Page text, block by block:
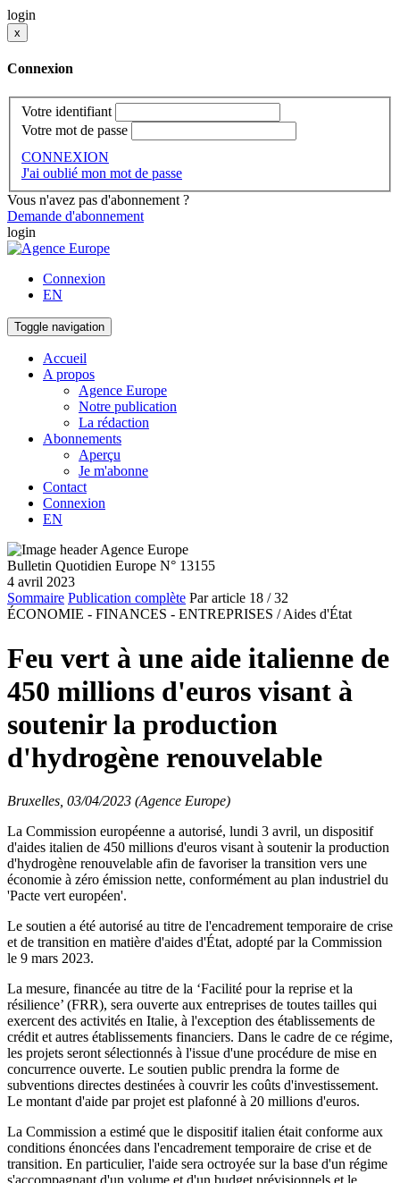
login
x
Connexion
Votre identifiant
Votre mot de passe
CONNEXION
J'ai oublié mon mot de passe
Vous n'avez pas d'abonnement ?
Demande d'abonnement
login
Connexion
EN
Toggle navigation
Accueil
A propos
Agence Europe
Notre publication
La rédaction
Abonnements
Aperçu
Je m'abonne
Contact
Connexion
EN
Bulletin Quotidien Europe N° 13155
4 avril 2023
Sommaire Publication complète Par article 18 / 32
ÉCONOMIE - FINANCES - ENTREPRISES / Aides d'État
Feu vert à une aide italienne de
450 millions d'euros visant à
soutenir la production
d'hydrogène renouvelable
Bruxelles, 03/04/2023 (Agence Europe)
La Commission européenne a autorisé, lundi 3 avril, un dispositif
d'aides italien de 450 millions d'euros visant à soutenir la production
d'hydrogène renouvelable afin de favoriser la transition vers une
économie à zéro émission nette, conformément au plan industriel du
'Pacte vert européen'.
Le soutien a été autorisé au titre de l'encadrement temporaire de crise
et de transition en matière d'aides d'État, adopté par la Commission
le 9 mars 2023.
La mesure, financée au titre de la ‘Facilité pour la reprise et la
résilience’ (FRR), sera ouverte aux entreprises de toutes tailles qui
exercent des activités en Italie, à l'exception des établissements de
crédit et autres établissements financiers. Dans le cadre de ce régime,
les projets seront sélectionnés à l'issue d'une procédure de mise en
concurrence ouverte. Le soutien public prendra la forme de
subventions directes destinées à couvrir les coûts d'investissement.
Le montant d'aide par projet est plafonné à 20 millions d'euros.
La Commission a estimé que le dispositif italien était conforme aux
conditions énoncées dans l'encadrement temporaire de crise et de
transition. En particulier, l'aide sera octroyée sur la base d'un régime
s'accompagnant d'un volume et d'un budget prévisionnels et le